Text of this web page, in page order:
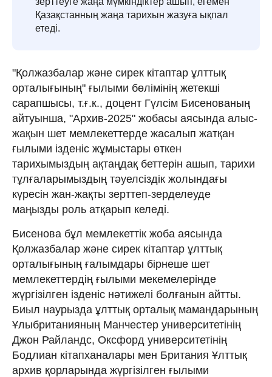
Қазақстанның жаңа тарихын жазуға ықпал
етеді.
"Қолжазбалар және сирек кітаптар ұлттық
орталығының" ғылыми бөлімінің жетекші
сарапшысы, т.ғ.к., доцент Гүлсім Бисенованың
айтуынша, "Архив-2025" жобасы аясында алыс-
жақын шет мемлекеттерде жасалып жатқан
ғылыми ізденіс жұмыстары өткен
тарихымыздың ақтаңдақ беттерін ашып, тарихи
тұлғаларымыздың тәуелсіздік жолындағы
күресін жан-жақты зерттеп-зерделеуде
маңызды роль атқарып келеді.
Бисенова бұл мемлекеттік жоба аясында
Қолжазбалар және сирек кітаптар ұлттық
орталығының ғалымдары бірнеше шет
мемлекеттердің ғылыми мекемелерінде
жүргізілген ізденіс нәтижелі болғанын айтты.
Биыл наурызда ұлттық орталық мамандарының
Ұлыбританияның Манчестер университетінің
Джон Райландс, Оксфорд университетінің
Бодлиан кітапханалары мен Британия Ұлттық
архив қорларында жүргізілген ғылыми